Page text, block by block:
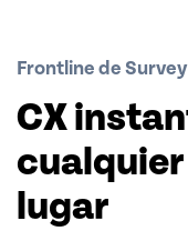
Frontline de
CX
lugar